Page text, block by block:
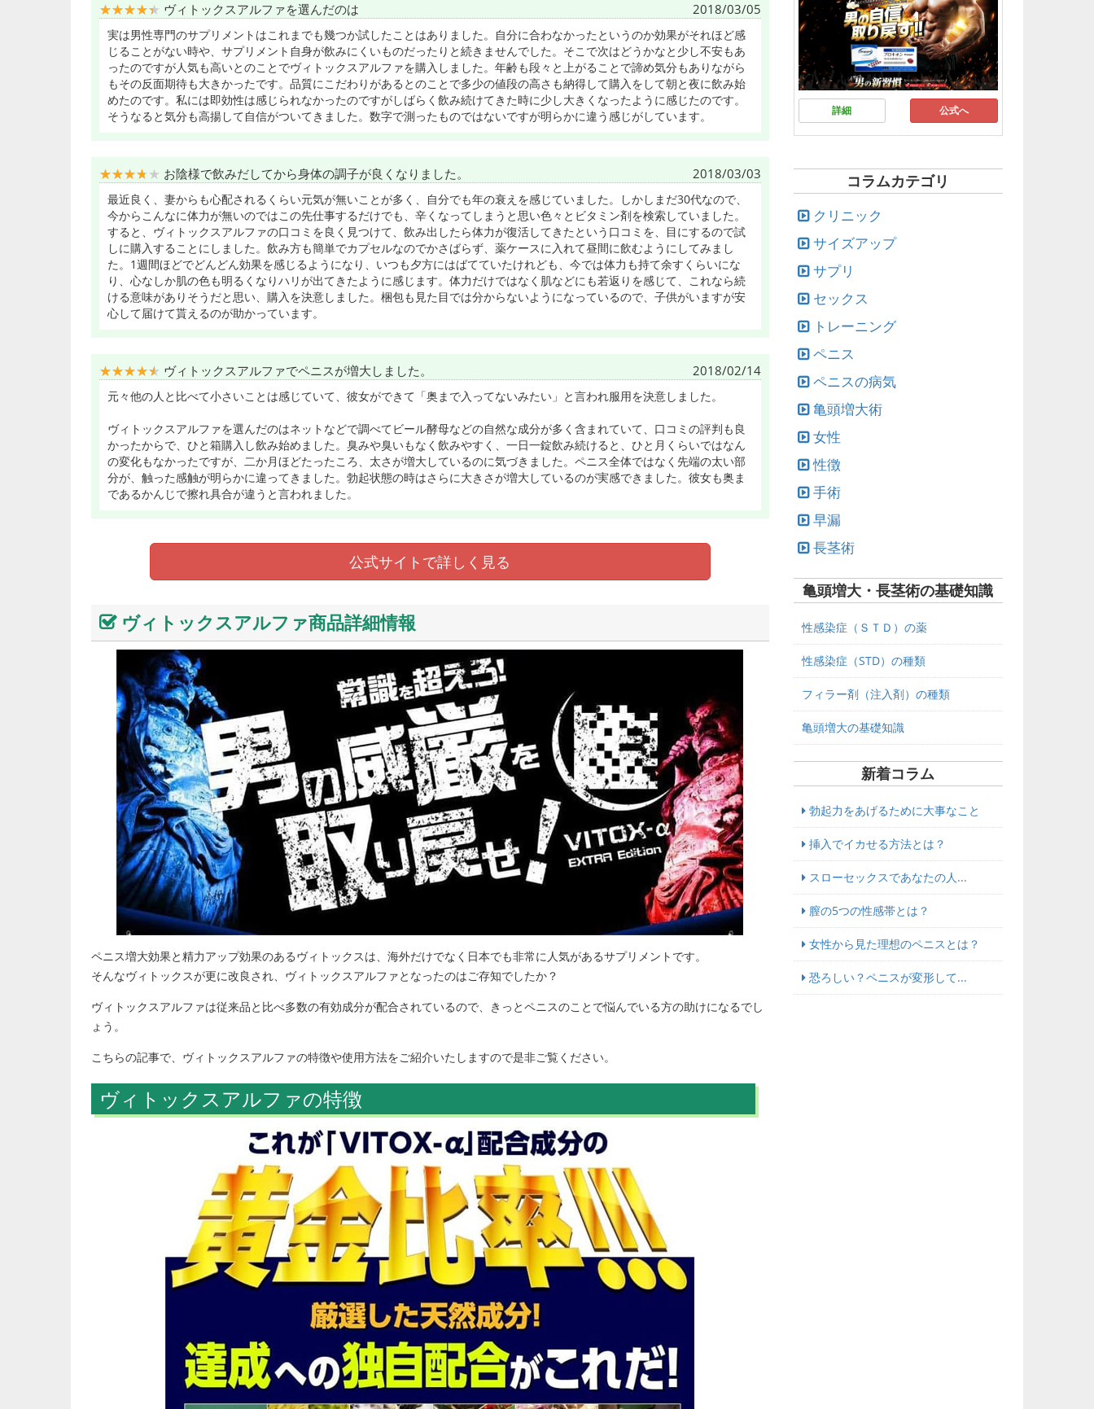
★★★★★
★★★★★ ヴィトックスアルファを選んだのは 2018/03/05
実は男性専門のサプリメントはこれまでも幾つか試したことはありました。自分に合わなかったというのか効果がそれほど感
じることがない時や、サプリメント自身が飲みにくいものだったりと続きませんでした。そこで次はどうかなと少し不安もあ
ったのですが人気も高いとのことでヴィトックスアルファを購入しました。年齢も段々と上がることで諦め気分もありながら
もその反面期待も大きかったです。品質にこだわりがあるとのことで多少の値段の高さも納得して購入をして朝と夜に飲み始
めたのです。私には即効性は感じられなかったのですがしばらく飲み続けてきた時に少し大きくなったように感じたのです。
そうなると気分も高揚して自信がついてきました。数字で測ったものではないですが明らかに違う感じがしています。
★★★★★
★★★★★ お陰様で飲みだしてから身体の調子が良くなりました。 2018/03/03
最近良く、妻からも心配されるくらい元気が無いことが多く、自分でも年の衰えを感じていました。しかしまだ30代なので、
今からこんなに体力が無いのではこの先仕事するだけでも、辛くなってしまうと思い色々とビタミン剤を検索していました。
すると、ヴィトックスアルファの口コミを良く見つけて、飲み出したら体力が復活してきたという口コミを、目にするので試
しに購入することにしました。飲み方も簡単でカプセルなのでかさばらず、薬ケースに入れて昼間に飲むようにしてみまし
た。1週間ほどでどんどん効果を感じるようになり、いつも夕方にはばてていたけれども、今では体力も持て余すくらいにな
り、心なしか肌の色も明るくなりハリが出てきたように感じます。体力だけではなく肌などにも若返りを感じて、これなら続
ける意味がありそうだと思い、購入を決意しました。梱包も見た目では分からないようになっているので、子供がいますが安
心して届けて貰えるのが助かっています。
★★★★★
★★★★★ ヴィトックスアルファでペニスが増大しました。 2018/02/14
元々他の人と比べて小さいことは感じていて、彼女ができて「奥まで入ってないみたい」と言われ服用を決意しました。
ヴィトックスアルファを選んだのはネットなどで調べてビール酵母などの自然な成分が多く含まれていて、口コミの評判も良
かったからで、ひと箱購入し飲み始めました。臭みや臭いもなく飲みやすく、一日一錠飲み続けると、ひと月くらいではなん
の変化もなかったですが、二か月ほどたったころ、太さが増大しているのに気づきました。ペニス全体ではなく先端の太い部
分が、触った感触が明らかに違ってきました。勃起状態の時はさらに大きさが増大しているのが実感できました。彼女も奥ま
であるかんじで擦れ具合が違うと言われました。
公式サイトで詳しく見る
ヴィトックスアルファ商品詳細情報
ペニス増大効果と精力アップ効果のあるヴィトックスは、海外だけでなく日本でも非常に人気があるサプリメントです。
そんなヴィトックスが更に改良され、ヴィトックスアルファとなったのはご存知でしたか？
ヴィトックスアルファは従来品と比べ多数の有効成分が配合されているので、きっとペニスのことで悩んでいる方の助けになるでし
ょう。
こちらの記事で、ヴィトックスアルファの特徴や使用方法をご紹介いたしますので是非ご覧ください。
ヴィトックスアルファの特徴
詳細 公式へ
コラムカテゴリ
クリニック
サイズアップ
サプリ
セックス
トレーニング
ペニス
ペニスの病気
亀頭増大術
女性
性徴
手術
早漏
長茎術
亀頭増大・長茎術の基礎知識
性感染症（ＳＴＤ）の薬
性感染症（STD）の種類
フィラー剤（注入剤）の種類
亀頭増大の基礎知識
新着コラム
勃起力をあげるために大事なこと
挿入でイカせる方法とは？
スローセックスであなたの人...
膣の5つの性感帯とは？
女性から見た理想のペニスとは？
恐ろしい？ペニスが変形して...